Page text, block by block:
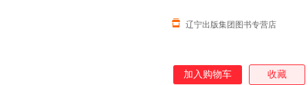
辽宁出版集团图书专营店
加入购物车 收藏